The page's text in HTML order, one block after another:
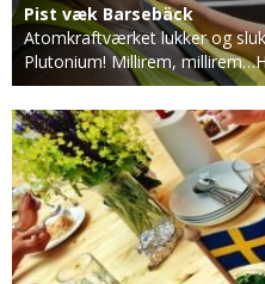
Pist væk Barsebäck
Atomkraftværket lukker og
Plutonium! Millirem,